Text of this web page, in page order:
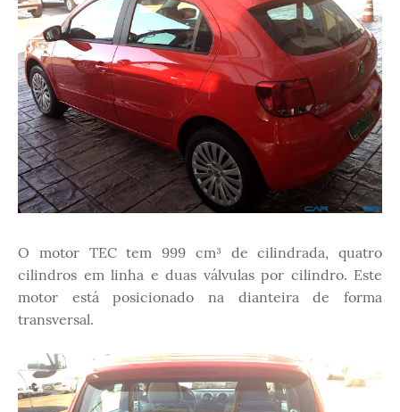
O motor TEC tem 999 cm³ de cilindrada, quatro
cilindros em linha e duas válvulas por cilindro. Este
motor está posicionado na dianteira de forma
transversal.